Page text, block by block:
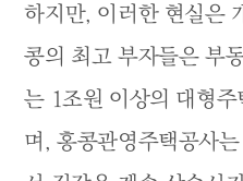
하지만, 이러한 현실은
콩의 최고 부자들은 부
는 1조원 이상의 대형
며, 홍콩관영주택공사